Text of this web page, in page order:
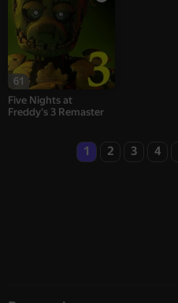
61
Five Nights at
Freddy's 3 Remaster
1 2 3 4